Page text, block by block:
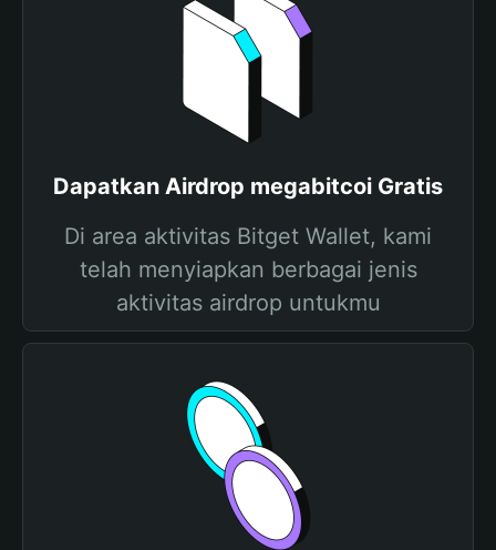
Dapatkan Airdrop megabitcoi Gratis
Di area aktivitas Bitget Wallet, kami
telah menyiapkan berbagai jenis
aktivitas airdrop untukmu